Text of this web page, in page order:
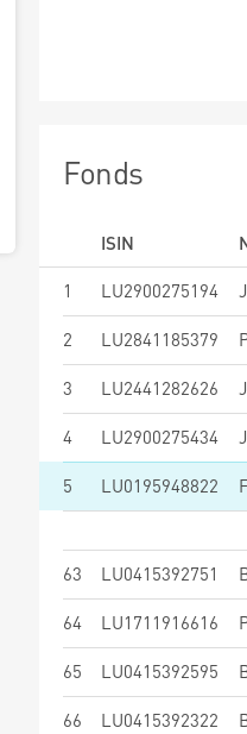
Fonds
ISIN
1
LU2900275194
2 LU2841185379
3 LU2441282626
4 LU2900275434
5 LU0195948822
63 LU0415392751
64 LU1711916616
65 LU0415392595
66 LU0415392322